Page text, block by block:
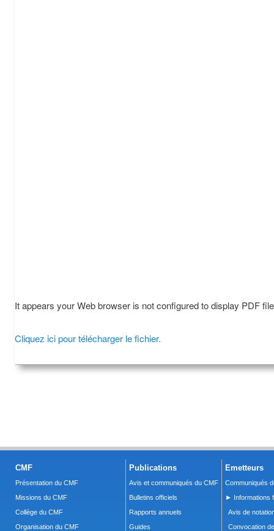
It appears your Web browser is not configured to display PDF
Cliquez ici pour télécharger le fichier.
CMF
Présentation du CMF
Missions du CMF
Collège du CMF
Organisation du CMF
Publications
Avis et communiqués du CMF
Bulletins officiels
Rapports annuels
Guides
Emetteurs
Communiqués
► Informations
Avis de
Convocation